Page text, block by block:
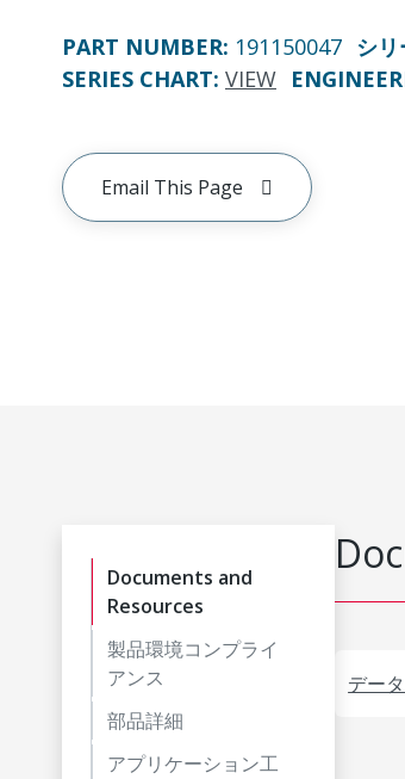
PART NUMBER: 191150047 シ
SERIES CHART: VIEW
Email This Page
Documents and
Resources
製品環境コンプライ
アンス
部品詳細
アプリケーション工
デー